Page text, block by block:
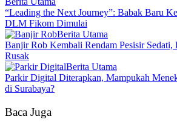
“Leading the Next Journey”: Babak Baru
DLM Fikom Dimulai
Berita Utama
Banjir Rob Kembali Rendam Pesisir Sedati,
Rusak
Berita Utama
Parkir Digital Diterapkan, Mampukah
di Surabaya?
Baca Juga